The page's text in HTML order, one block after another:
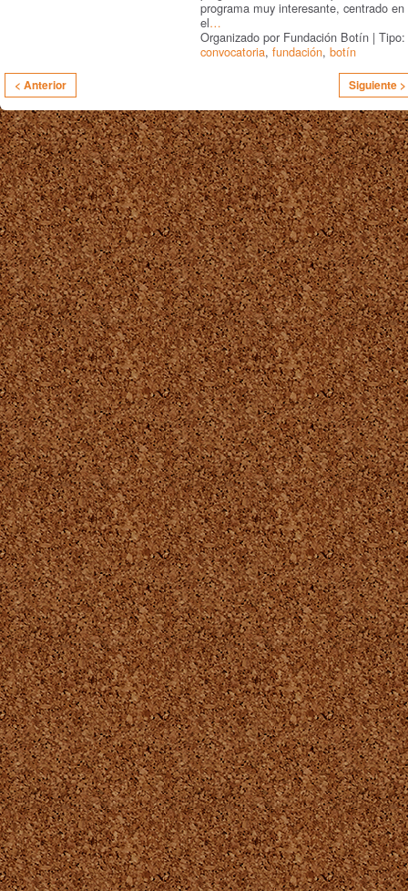
programa muy interesante, centrado en
el…
Organizado por Fundación Botín | Tipo:
convocatoria, fundación, botín
< Anterior Siguiente >